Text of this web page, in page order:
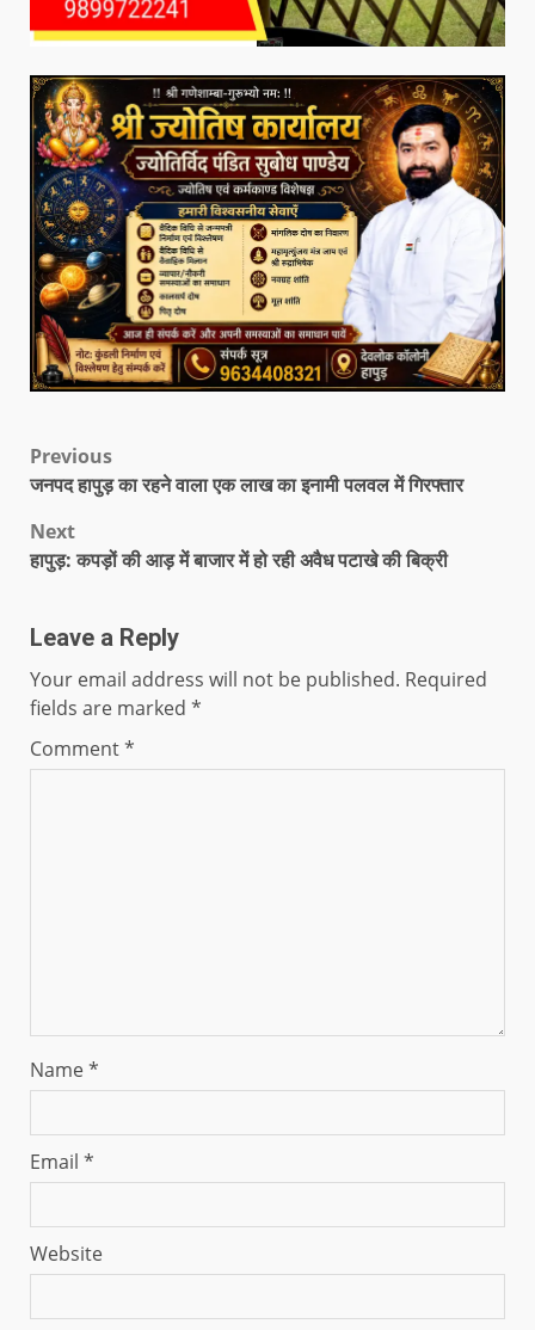
Previous
जनपद हापुड़ का रहने वाला एक लाख का इनामी पलवल में गिरफ्तार
Next
हापुड़: कपड़ों की आड़ में बाजार में हो रही अवैध पटाखे की बिक्री
Leave a Reply
Your email address will not be published. Required
fields are marked *
Comment*
Name*
Email *
Website